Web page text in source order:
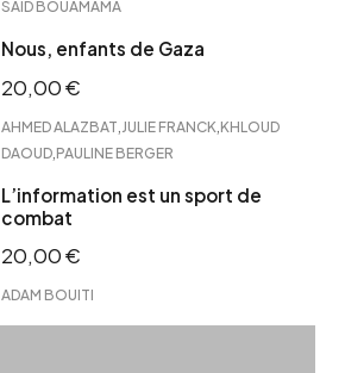
SAÏD BOUAMAMA
Nous, enfants de Gaza
20,00€
AHMED ALAZBAT JULIE FRANCK KHLOUD
DAOUD PAULINE BERGER
L’information est un sport de
combat
20,00€
ADAM BOUITI